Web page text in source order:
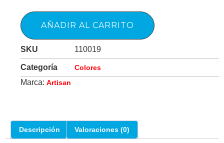
AÑADIR AL CARRITO
SKU 110019
Categoría Colores
Marca: Artisan
Descripción Valoraciones (0)